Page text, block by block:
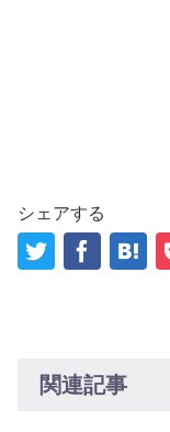
シェアする
関連記事